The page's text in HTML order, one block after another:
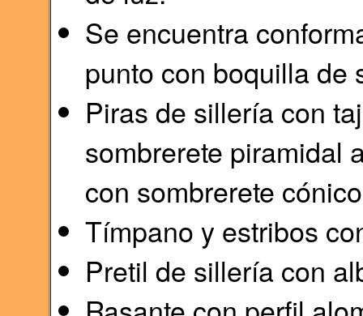
Se encuentra
punto con boquilla de
Piras de sillería con
sombrerete piramidal
con sombrerete
Tímpano y estribos
Pretil de sillería con